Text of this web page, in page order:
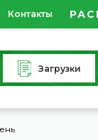
Контакты
Загрузки